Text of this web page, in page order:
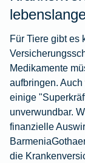
Für Tiere gibt es
Medikamente
aufbringen.
einige
unverwundbar.
finanzielle
die